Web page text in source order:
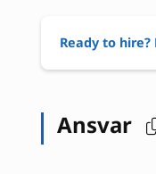
Ready to
Ansvar